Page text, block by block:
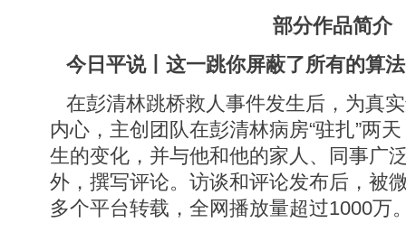
部分作品简介
今日平说丨这一跳你屏蔽了所有的算法
在彭清林跳桥救人事件发生后，为真
内心，主创团队在彭清林病房“驻扎”两
生的变化，并与他和他的家人、同事广
外，撰写评论。访谈和评论发布后，被
多个平台转载，全网播放量超过1000万